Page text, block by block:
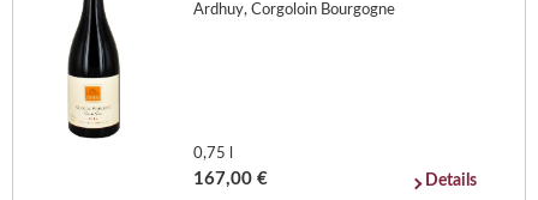
Ardhuy, Corgoloin Bourgogne
0,75 l
167,00 € Details